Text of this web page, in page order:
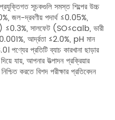
সূচকগুলি সমস্ত শিল্পের উচ্চ
জল-দ্রবণীয় পদার্থ ≤0.05%,
≤0.3%, সালফেট (SO≤calb, ভারী
আর্দ্রতা ≤2.0%, pH মান
প্রতিটি ব্যাচ কারখানা ছাড়ার
যায়, আপনার উত্পাদন প্রক্রিয়ার
করতে বিশদ পরীক্ষার প্রতিবেদন